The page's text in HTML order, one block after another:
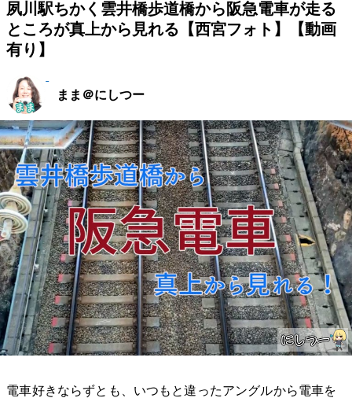
夙川駅ちかく雲井橋歩道橋から阪急電車が走る
ところが真上から見れる【西宮フォト】【動画
有り】
まま＠にしつー
電車好きならずとも、いつもと違ったアングルから電車を